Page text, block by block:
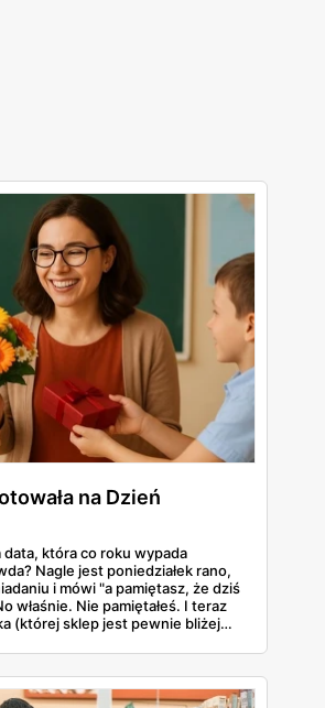
na Dzień
która co roku wypada
Nagle jest poniedziałek rano,
i mówi "a pamiętasz, że dziś
właśnie. Nie pamiętałeś. I teraz
(której sklep jest pewnie bliżej
Kata za 7,50 zł po Ferrero za 33
warto rzucić do koszyka, zanim
zapomniałeś o ważnym dniu.